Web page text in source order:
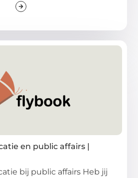
en public affairs |
bij public affairs Heb jij